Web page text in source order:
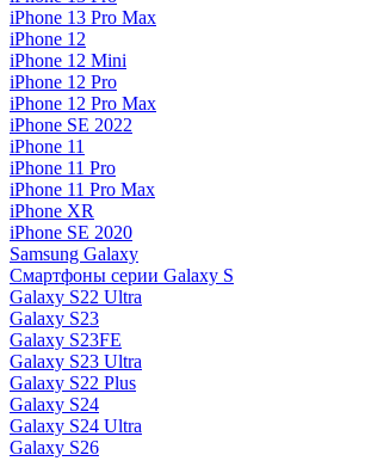
iPhone 13 Pro Max
iPhone 12
iPhone 12 Mini
iPhone 12 Pro
iPhone 12 Pro Max
iPhone SE 2022
iPhone 11
iPhone 11 Pro
iPhone 11 Pro Max
iPhone XR
iPhone SE 2020
Samsung Galaxy
Смартфоны серии Galaxy S
Galaxy S22 Ultra
Galaxy S23
Galaxy S23FE
Galaxy S23 Ultra
Galaxy S22 Plus
Galaxy S24
Galaxy S24 Ultra
Galaxy S26